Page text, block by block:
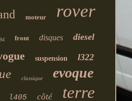
moteur rover
front disques diesel
suspension l322
classique evoque
l405 côté terre